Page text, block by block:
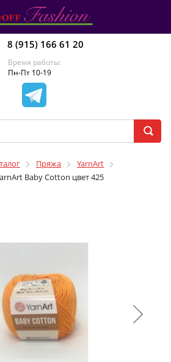
8 (915) 166 61 20
Время работы:
Пн-Пт 10-19
Пряжа
YarnArt
Baby Cotton цвет 425